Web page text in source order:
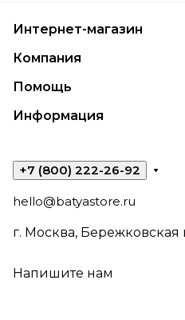
Интернет-магазин
Компания
Помощь
Информация
+7 (800) 222-26-92
hello@batyastore.ru
г. Москва, Бережковская
Напишите нам